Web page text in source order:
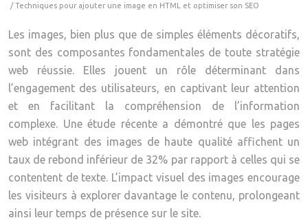
/ Techniques pour ajouter une image en HTML et optimiser son SEO
Les images, bien plus que de simples éléments décoratifs,
sont des composantes fondamentales de toute stratégie
web réussie. Elles jouent un rôle déterminant dans
l’engagement des utilisateurs, en captivant leur attention
et en facilitant la compréhension de l’information
complexe. Une étude récente a démontré que les pages
web intégrant des images de haute qualité affichent un
taux de rebond inférieur de 32% par rapport à celles qui se
contentent de texte. L’impact visuel des images encourage
les visiteurs à explorer davantage le contenu, prolongeant
ainsi leur temps de présence sur le site.